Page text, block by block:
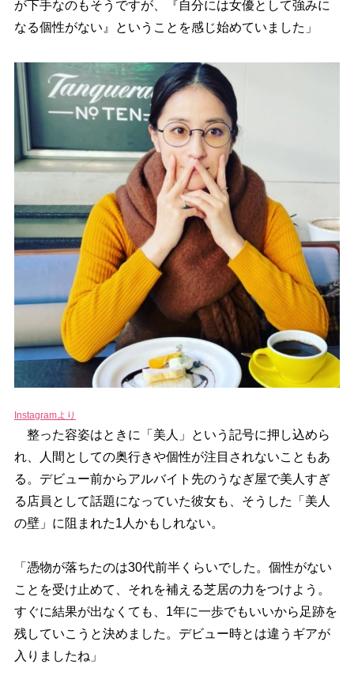
が下手なのもそうですが、『自分には女優として強みに
なる個性がない』ということを感じ始めていました」
Instagramより
整った容姿はときに「美人」という記号に押し込めら
れ、人間としての奥行きや個性が注目されないこともあ
る。デビュー前からアルバイト先のうなぎ屋で美人すぎ
る店員として話題になっていた彼女も、そうした「美人
の壁」に阻まれた1人かもしれない。
「憑物が落ちたのは30代前半くらいでした。個性がない
ことを受け止めて、それを補える芝居の力をつけよう。
すぐに結果が出なくても、1年に一歩でもいいから足跡を
残していこうと決めました。デビュー時とは違うギアが
入りましたね」